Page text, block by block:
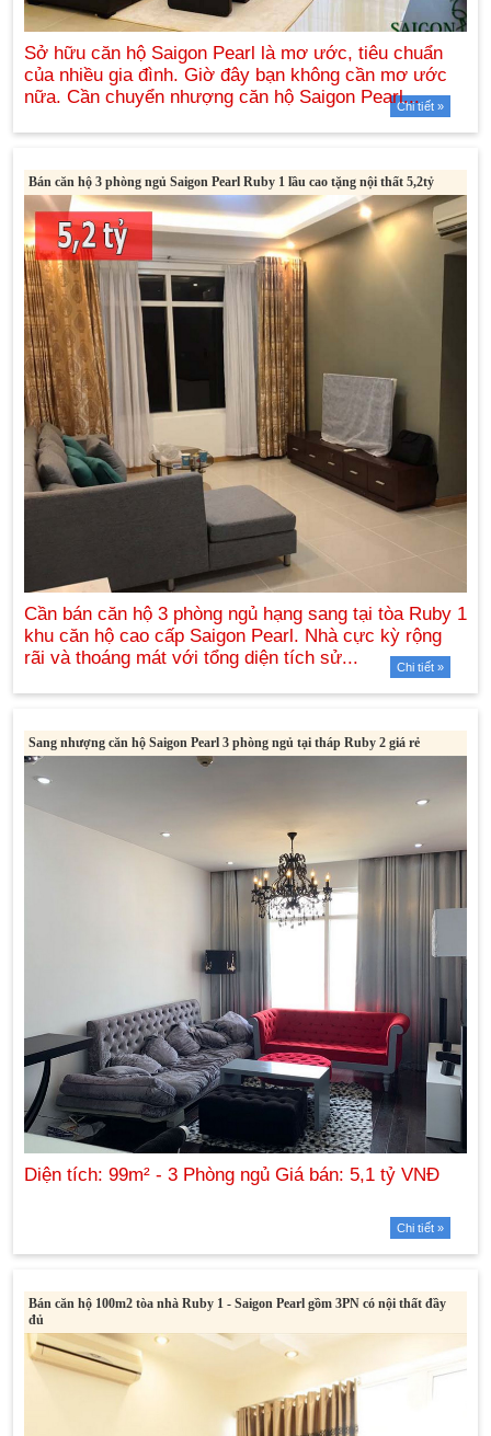
Chi tiết »
Bán căn hộ 3 phòng ngủ Saigon Pearl Ruby 1 lầu cao tặng nội thất 5,2tỷ
Chi tiết »
Sang nhượng căn hộ Saigon Pearl 3 phòng ngủ tại tháp Ruby 2 giá rẻ
Chi tiết »
Bán căn hộ 100m2 tòa nhà Ruby 1 - Saigon Pearl gồm 3PN có nội thất đầy
đủ